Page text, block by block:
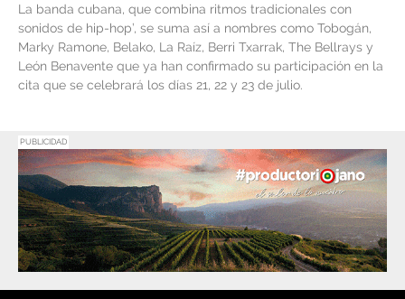
La banda cubana, que combina ritmos tradicionales con
sonidos de hip-hop’, se suma así a nombres como Tobogán,
Marky Ramone, Belako, La Raíz, Berri Txarrak, The Bellrays y
León Benavente que ya han confirmado su participación en la
cita que se celebrará los días 21, 22 y 23 de julio.
PUBLICIDAD